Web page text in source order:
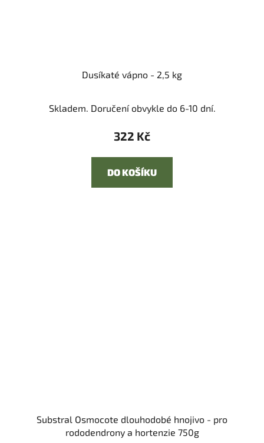
Dusíkaté vápno - 2,5 kg
Skladem. Doručení obvykle do 6-10 dní.
322 Kč
DO KOŠÍKU
Substral Osmocote dlouhodobé hnojivo - pro
rododendrony a hortenzie 750g